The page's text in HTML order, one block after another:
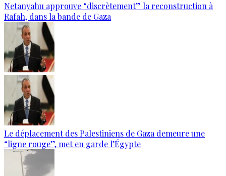
Netanyahu approuve “discrètement” la reconstruction à
Rafah, dans la bande de Gaza
Le déplacement des Palestiniens de Gaza demeure une
“ligne rouge”, met en garde l’Égypte